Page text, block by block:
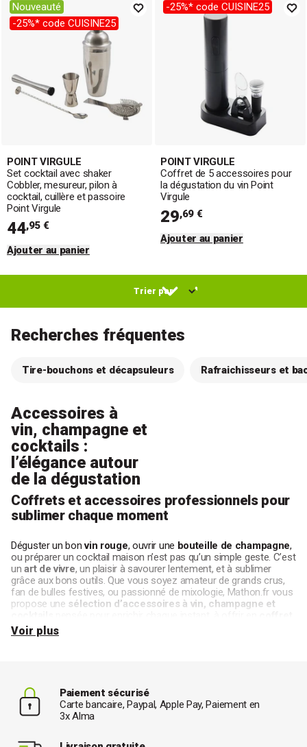
Nouveauté
-25%* code CUISINE25
POINT VIRGULE
Set cocktail avec shaker
Cobbler, mesureur, pilon à
cocktail, cuillère et passoire
Point Virgule
44,95 €
Ajouter au panier
-25%* code CUISINE25
POINT VIRGULE
Coffret de 5 accessoires pour
la dégustation du vin Point
Virgule
29,69 €
Ajouter au panier
Recherches fréquentes
Tire-bouchons et décapsuleurs Rafraichisseurs et
Accessoires à
vin, champagne et
cocktails :
l’élégance autour
de la dégustation
Coffrets et accessoires professionnels pour
sublimer chaque moment
Déguster un bonvin rouge, ouvrir une bouteille de champagne,
ou préparer un cocktail maison n’est pas qu’un simple geste. C’est
unart de vivre, un plaisir à savourer lentement, et à sublimer
grâce aux bons outils. Que vous soyez amateur de grands crus,
fan de bulles festives, ou passionné de mixologie, Mathon.fr vous
propose une sélection d’accessoires à vin, champagne et
cadeauou à s’offrir pour un usage
Un bon vin, rouge comme blanc, mérite bien plus qu’un simple
débouchage. Pour révélertoute la complexité de ses arômes
chaque étape compte.
Tire-bouchonsclassiques, à levier ou électriques, pour une
Voir plus
Paiement sécurisé
Carte bancaire, Paypal, Apple Pay, Paiement en
3x Alma